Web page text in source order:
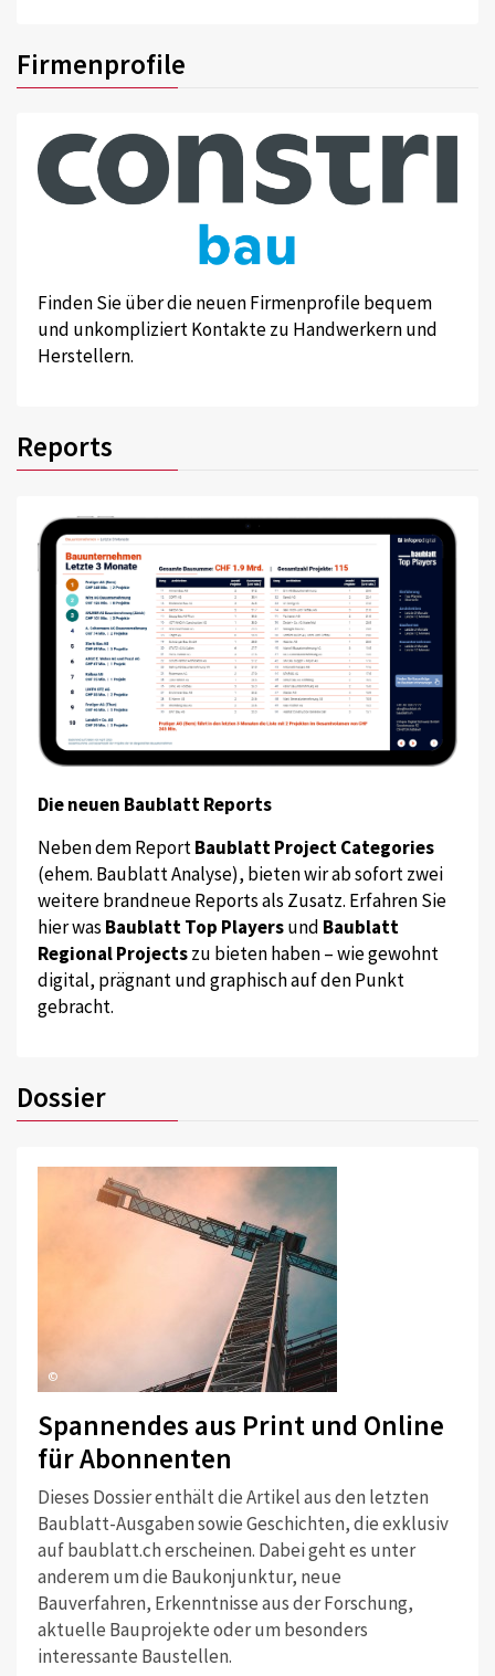
Firmenprofile
Finden Sie über die neuen Firmenprofile bequem
und unkompliziert Kontakte zu Handwerkern und
Herstellern.
Reports
Die neuen Baublatt Reports
Neben dem ReportBaublatt Project Categories
(ehem. Baublatt Analyse), bieten wir ab sofort zwei
weitere brandneue Reports als Zusatz. Erfahren Sie
hier was Baublatt Top Playersund Baublatt
Regional Projectszu bieten haben – wie gewohnt
digital, prägnant und graphisch auf den Punkt
gebracht.
Dossier
©
Spannendes aus Print und Online
für Abonnenten
Dieses Dossier enthält die Artikel aus den letzten
Baublatt-Ausgaben sowie Geschichten, die exklusiv
auf baublatt.ch erscheinen. Dabei geht es unter
anderem um die Baukonjunktur, neue
Bauverfahren, Erkenntnisse aus der Forschung,
aktuelle Bauprojekte oder um besonders
interessante Baustellen.